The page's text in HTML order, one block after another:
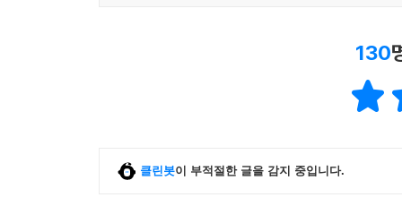
130
클린봇이 부적절한 글을 감지 중입니다.